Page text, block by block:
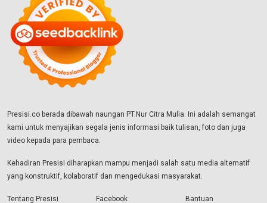
Presisi.co berada dibawah naungan PT.Nur Citra Mulia. Ini adalah semangat
kami untuk menyajikan segala jenis informasi baik tulisan, foto dan juga
video kepada para pembaca.
Kehadiran Presisi diharapkan mampu menjadi salah satu media alternatif
yang konstruktif, kolaboratif dan mengedukasi masyarakat.
Tentang Presisi Facebook Bantuan